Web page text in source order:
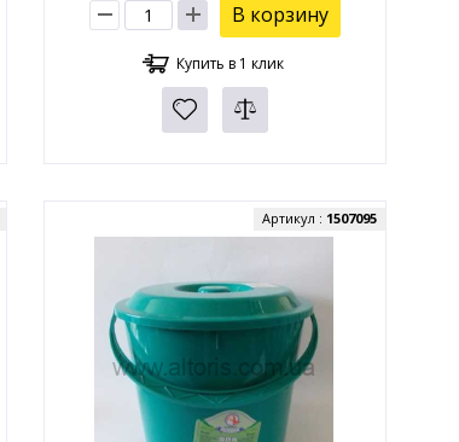
В корзину
Купить в 1 клик
Артикул : 1507095